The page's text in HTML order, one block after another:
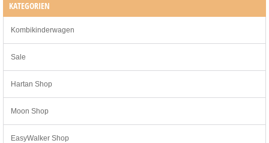
KATEGORIEN
Kombikinderwagen
Sale
Hartan Shop
Moon Shop
EasyWalker Shop